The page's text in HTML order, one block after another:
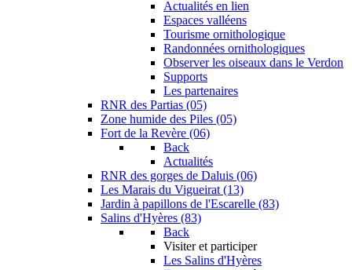
Actualités en lien
Espaces valléens
Tourisme ornithologique
Randonnées ornithologiques
Observer les oiseaux dans le Verdon
Supports
Les partenaires
RNR des Partias (05)
Zone humide des Piles (05)
Fort de la Revère (06)
Back
Actualités
RNR des gorges de Daluis (06)
Les Marais du Vigueirat (13)
Jardin à papillons de l'Escarelle (83)
Salins d'Hyères (83)
Back
Visiter et participer
Les Salins d'Hyères